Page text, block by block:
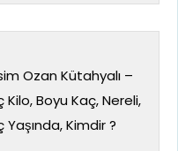
Ozan Kütahyalı –
Kilo, Boyu Kaç, Nereli,
Yaşında, Kimdir ?